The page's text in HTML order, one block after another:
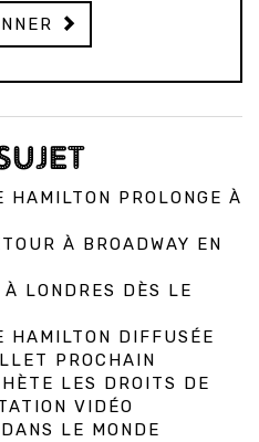
PROLONGE À
À BROADWAY EN
LONDRES DÈS LE
HAMILTON DIFFUSÉE
PROCHAIN
LES DROITS DE
VIDÉO
LE MONDE